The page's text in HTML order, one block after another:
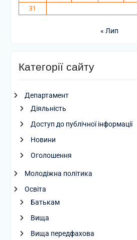
31
« Лип
Категорії сайту
Департамент
Діяльність
Доступ до публічної інформації
Новини
Оголошення
Молодіжна політика
Освіта
Батькам
Вища
Вища передфахова